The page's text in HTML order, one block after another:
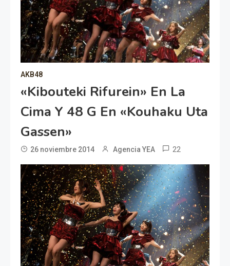
AKB48
«Kibouteki Rifurein» En La
Cima Y 48 G En «Kouhaku Uta
Gassen»
26 noviembre 2014 Agencia YEA 22